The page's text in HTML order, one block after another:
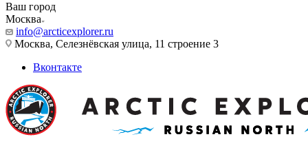
Ваш город
Москва
info@arcticexplorer.ru
Москва, Селезнёвская улица, 11 строение 3
Вконтакте